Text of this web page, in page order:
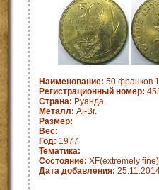
Наименование: 50 франков
Регистрационный номер:
Страна: Руанда
Металл: Al-Br.
Размер:
Вес:
Год: 1977
Тематика:
Состояние: XF(extremely fine)
Дата добавления: